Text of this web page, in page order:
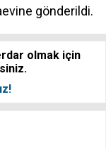
gönderildi.
olmak için